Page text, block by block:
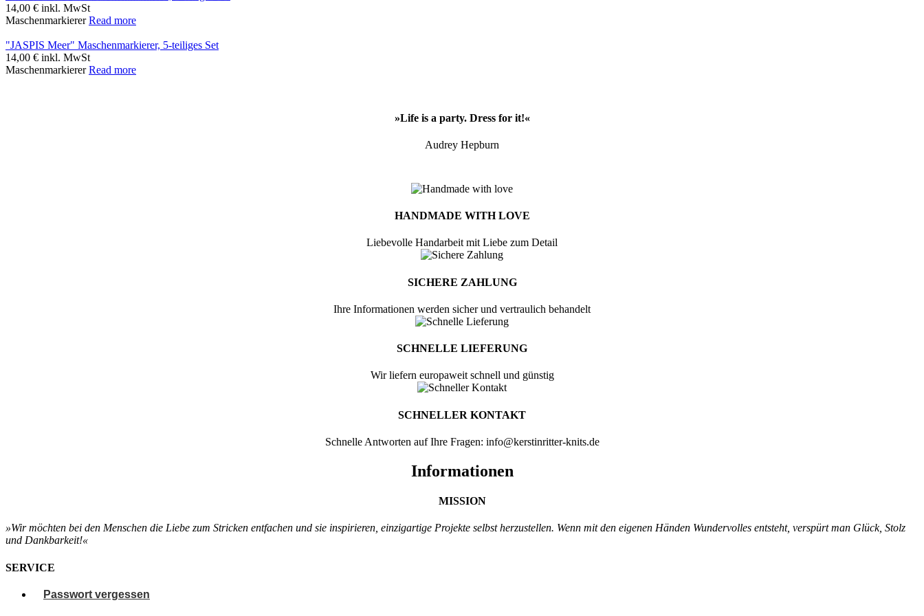
14,00 € inkl. MwSt
MaschenmarkiererRead more
"JASPIS Meer" Maschenmarkierer, 5-teiliges Set
14,00 € inkl. MwSt
MaschenmarkiererRead more
»Life is a party. Dress for it!«
Audrey Hepburn
HANDMADE WITH LOVE
Liebevolle Handarbeit mit Liebe zum Detail
SICHERE ZAHLUNG
Ihre Informationen werden sicher und vertraulich behandelt
SCHNELLE LIEFERUNG
Wir liefern europaweit schnell und günstig
SCHNELLER KONTAKT
Schnelle Antworten auf Ihre Fragen: info@kerstinritter-knits.de
Informationen
MISSION
»Wir möchten bei den Menschen die Liebe zum Stricken entfachen und sie inspirieren, einzigartige Projekte selbstherzustellen. Wenn mit den eigenen Händen Wundervolles entsteht, verspürtman Glück, Stolz
und Dankbarkeit!«
SERVICE
Passwort vergessen